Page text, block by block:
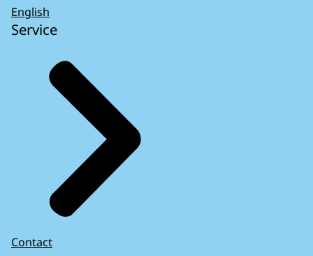
English
Service
Contact